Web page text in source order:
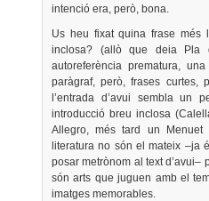
intenció era, però, bona.
Us heu fixat quina frase més
inclosa? (allò que deia Pla
autoreferència prematura,
paràgraf, però, frases curtes,
l’entrada d’avui sembla un
introducció breu inclosa
Allegro, més tard un
literatura no són el mateix –ja
posar metrònom al text d’avui–
són arts que juguen amb el
imatges memorables.